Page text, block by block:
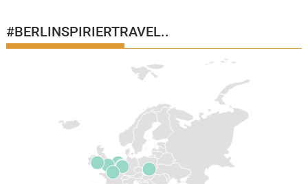
#BERLINSPIRIERTRAVEL..